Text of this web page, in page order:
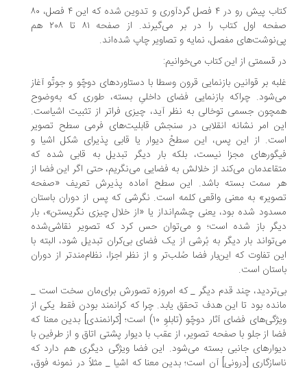
کتاب پیش رو در ۴ فصل گردآوری و تدوین شده که این ۴ فصل، ۸۰
صفحه اول کتاب را در بر می‌گیرند. از صفحه ۸۱ تا ۲۰۸ هم
پی‌نوشت‌های مفصل، نمایه و تصاویر چاپ شده‌اند.
در قسمتی از این کتاب می‌خوانیم:
غلبه بر قوانین بازنمایی قرون وسطا با دستاوردهای دوچّو و جوتّو آغاز
می‌شود. چراکه بازنمایی فضای داخلیِ بسته، طوری که به‌وضوح
همچون جسمی توخالی به نظر آید، چیزی فراتر از تثبیت اشیاست.
این امر نشانه انقلابی در سنجش قابلیت‌های فرمی سطح تصویر
است. از این پس، این سطحْ دیوار یا قابی پذیرای شکل اشیا و
فیگورهای مجزا نیست، بلکه بار دیگر تبدیل به قابی شده که
متقاعدمان می‌کند از خلالش به فضایی می‌نگریم، حتی اگر این فضا از
هر سمت بسته باشد. این سطح آماده پذیرش تعریف «صفحه
تصویر» به معنی واقعی کلمه است. نگرشی که پس از دوران باستان
مسدود شده بود، یعنی چشم‌انداز یا «از خلال چیزی نگریستن»، بار
دیگر باز شده است؛ و می‌توان حس کرد که تصویر نقاشی‌شده
می‌تواند بار دیگر به بُرشی از یک فضای بی‌کران تبدیل شود، البته با
این تفاوت که این‌بار فضا صُلب‌تر و از نظر اجزا، نظام‌مندتر از دوران
باستان است.
بی‌تردید، چند قدم دیگر _ که امروزه تصورش برای‌مان سخت است _
مانده بود تا این هدف تحقق یابد. چرا که کرانمند بودن فقط یکی از
ویژگی‌های فضای آثار دوچّو (تابلوِ ۱۰) است؛ [کرانمندی] بدین معنا که
فضا از جلو با صفحه تصویر، از عقب با دیوار پشتی اتاق و از طرفین با
دیوارهای جانبی بسته می‌شود. این فضا ویژگی دیگری هم دارد که
ناسازگاری [درونی] آن است؛ بدین معنا که اشیا _ مثلاً در نمونه فوق،